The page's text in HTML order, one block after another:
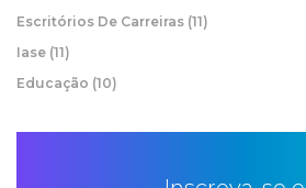
Escritórios De Carreiras (11)
Iase (11)
Educação (10)